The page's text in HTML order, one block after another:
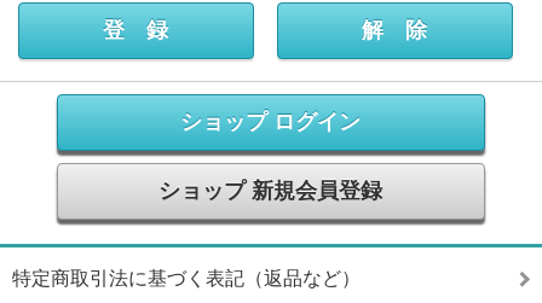
ショップ ログイン
ショップ 新規会員登録
特定商取引法に基づく表記（返品など）